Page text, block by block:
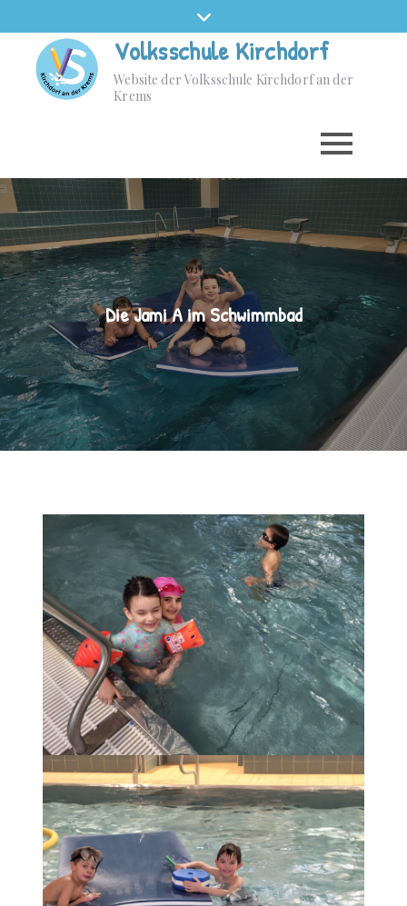
Volksschule Kirchdorf
Website der Volksschule Kirchdorf an der
Krems
Die Jami A im Schwimmbad